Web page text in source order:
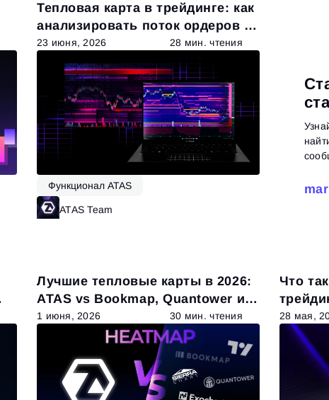
Тепловая карта в трейдинге: как
анализировать поток ордеров и
ликвидность
23 июня, 2026 28 мин. чтения
Функционал ATAS
ATAS Team
Лучшие тепловые карты в 2026:
ATAS vs Bookmap, Quantower и
др.
1 июня, 2026 30 мин. чтения
Что
тактики
28 мая,